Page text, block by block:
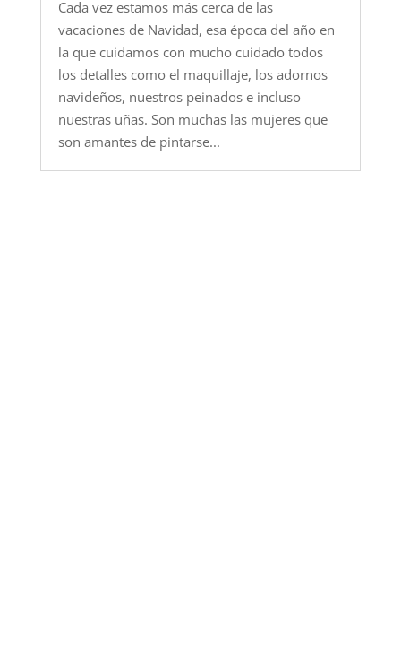
Cada vez estamos más cerca de las
vacaciones de Navidad, esa época del año en
la que cuidamos con mucho cuidado todos
los detalles como el maquillaje, los adornos
navideños, nuestros peinados e incluso
nuestras uñas. Son muchas las mujeres que
son amantes de pintarse...